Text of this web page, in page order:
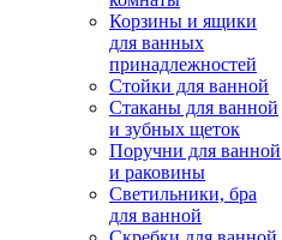
Корзины и ящики
для ванных
принадлежностей
Стойки для ванной
Стаканы для ванной
и зубных щеток
Поручни для ванной
и раковины
Светильники, бра
для ванной